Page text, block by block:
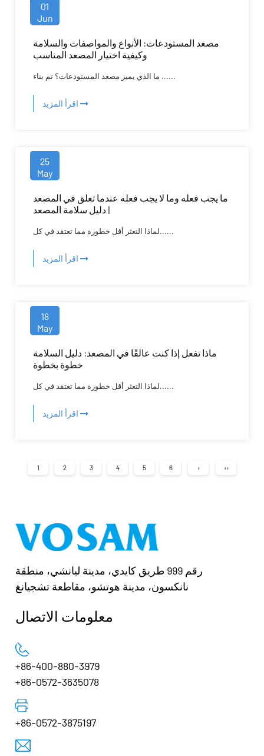
01
Jun
مصعد المستودعات: الأنواع والمواصفات والسلامة
وكيفية اختيار المصعد المناسب
ما الذي يميز مصعد المستودعات؟ تم بناء ......
اقرأ المزيد
25
May
ما يجب فعله وما لا يجب فعله عندما تعلق في المصعد
| دليل سلامة المصعد
لماذا التعثر أقل خطورة مما تعتقد في كل......
اقرأ المزيد
18
May
ماذا تفعل إذا كنت عالقًا في المصعد: دليل السلامة
خطوة بخطوة
لماذا التعثر أقل خطورة مما تعتقد في كل......
اقرأ المزيد
1 2 3 4 5 6 › ››
رقم 999 طريق كايدي، مدينة ليانشي، منطقة
نانكسون، مدينة هوتشو، مقاطعة تشجيانغ
معلومات الاتصال
+86-400-880-3979
+86-0572-3635078
+86-0572-3875197